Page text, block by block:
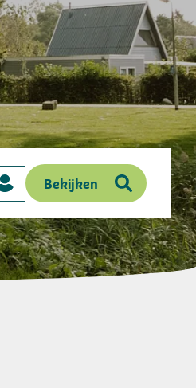
je helpen?
& Veelgestelde vragen
op social media
Bekijken